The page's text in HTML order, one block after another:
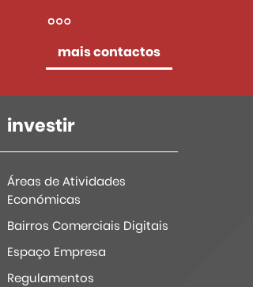
mais contactos
investir
Áreas de Atividades
Económicas
Bairros Comerciais Digitais
Espaço Empresa
Regulamentos